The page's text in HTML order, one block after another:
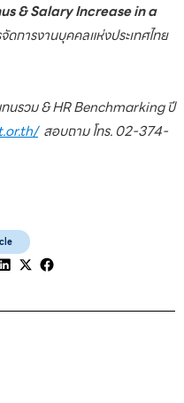
& Salary Increase in a
ดการงานบุคคลแห่งประเทศไทย
นรวม & HR Benchmarking ปี
สอบถาม โทร. 02-374-